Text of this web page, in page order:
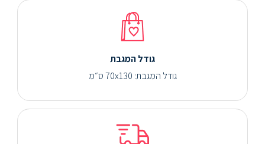
גודל המגבת
גודל המגבת: 70x130 ס״מ